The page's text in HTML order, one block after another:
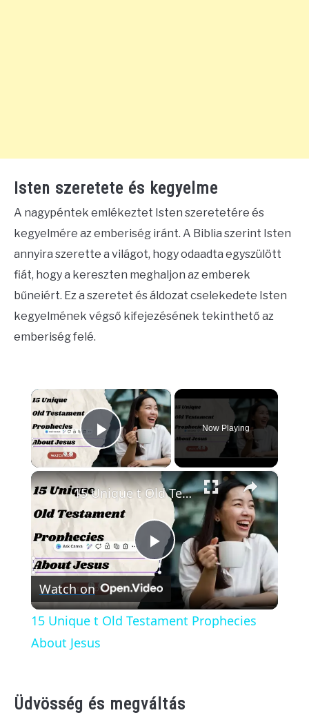
Isten szeretete és kegyelme
A nagypéntek emlékeztet Isten szeretetére és
kegyelmére az emberiség iránt. A Biblia szerint Isten
annyira szerette a világot, hogy odaadta egyszülött
fiát, hogy a kereszten meghaljon az emberek
bűneiért. Ez a szeretet és áldozat cselekedete Isten
kegyelmének végső kifejezésének tekinthető az
emberiség felé.
×
Play Video
Now Playing
×
Play
Video
15 Unique t Old Testament Prophecies About Jesus
Watch on
15 Unique t Old Testament Prophecies
About Jesus
Üdvösség és megváltás